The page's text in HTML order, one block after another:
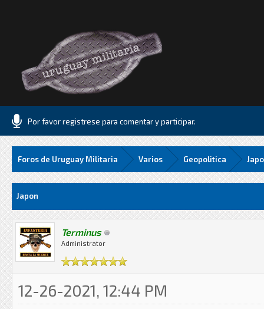
Por favor registrese para comentar y participar.
Foros de Uruguay Militaria Varios Geopolitica
MediaJapon
Terminus
Administrator
12-26-2021, 12:44 PM